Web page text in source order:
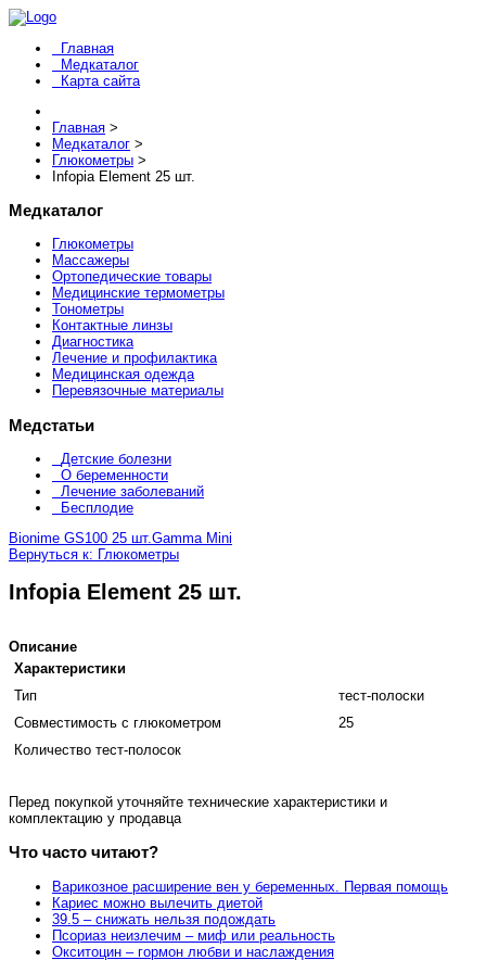
Главная
Медкаталог
Карта сайта
Главная >
Медкаталог >
Глюкометры >
Infopia Element 25 шт.
Медкаталог
Глюкометры
Массажеры
Ортопедические товары
Медицинские термометры
Тонометры
Контактные линзы
Диагностика
Лечение и профилактика
Медицинская одежда
Перевязочные материалы
Медстатьи
Детские болезни
О беременности
Лечение заболеваний
Бесплодие
Bionime GS100 25 шт. Gamma Mini
Вернуться к: Глюкометры
Infopia Element 25 шт.
Описание
Характеристики
Тип
тест-полоски
Совместимость с глюкометром
25
Количество тест-полосок
Перед покупкой уточняйте технические характеристики и
комплектацию у продавца
Что часто читают?
Варикозное расширение вен у беременных. Первая помощь
Кариес можно вылечить диетой
39.5 – снижать нельзя подождать
Псориаз неизлечим – миф или реальность
Окситоцин – гормон любви и наслаждения